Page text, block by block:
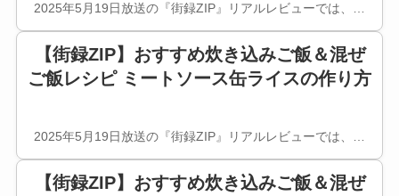
2025年5月19日放送の『街録ZIP』リアルレビューでは、…
【街録ZIP】おすすめ炊き込みご飯＆混ぜ
ご飯レシピ ミートソース缶ライスの作り方
2025年5月19日放送の『街録ZIP』リアルレビューでは、…
【街録ZIP】おすすめ炊き込みご飯＆混ぜ